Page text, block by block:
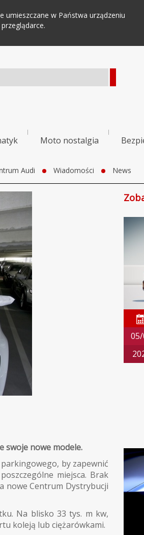
umieszczane w Państwa urządzeniu
Moto nostalgia
Audi Wiadomości News
swoje nowe modele.
by zapewnić
miejsca. Brak
nowe Centrum Dystrybucji
Na blisko 33 tys. m kw,
koleją lub ciężarówkami.